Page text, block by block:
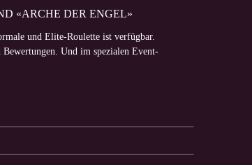
«ARCHE DER ENGEL»
und Elite-Roulette ist verfügbar.
Und im spezialen Event-